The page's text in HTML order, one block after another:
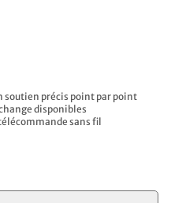
soutien précis point par point
disponibles
sans fil